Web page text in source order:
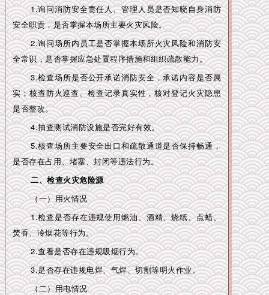
1.询问消防安全责任人、管理人员是否知晓自身消防
安全职责，是否掌握本场所主要火灾风险。
2.询问场所内员工是否掌握本场所火灾风险和消防安
全常识，是否掌握应急处置程序措施和组织疏散能力。
3.检查场所是否公开承诺消防安全，承诺内容是否属
实；核查防火巡查、检查记录真实性，核对登记火灾隐患
是否整改。
4.抽查测试消防设施是否完好有效。
5.核查场所主要安全出口和疏散通道是否保持畅通，
是否存在占用、堵塞、封闭等违法行为。
二、检查火灾危险源
（一）用火情况
1.检查是否存在违规使用燃油、酒精、烧纸、点蜡、
焚香、冷烟花等行为。
2.查看是否存在违规吸烟行为。
3.是否存在违规电焊、气焊、切割等明火作业。
（二）用电情况